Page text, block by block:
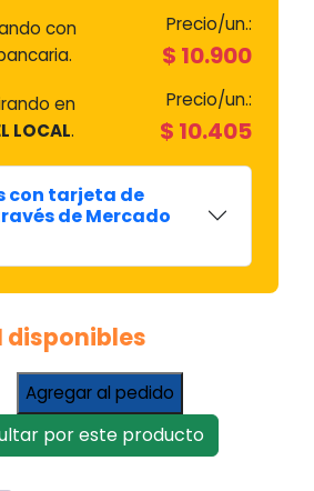
con
Precio/un.:
$ 10.900
en
LOCAL.
Precio/un.:
$ 10.405
con tarjeta de
de Mercado
disponibles
Agregar al pedido
por este producto